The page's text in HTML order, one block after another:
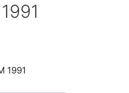
1991